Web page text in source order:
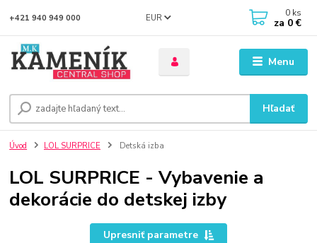
Menu
EUR
Hľadať
+421 940 949 000 0 ks
za 0 €
Úvod LOL SURPRICE Detská izba
LOL SURPRICE - Vybavenie a
dekorácie do detskej izby
Upresniť parametre